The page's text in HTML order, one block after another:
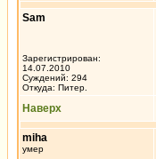
Sam
Зарегистрирован:
14.07.2010
Суждений: 294
Откуда: Питер.
Наверх
miha
умер